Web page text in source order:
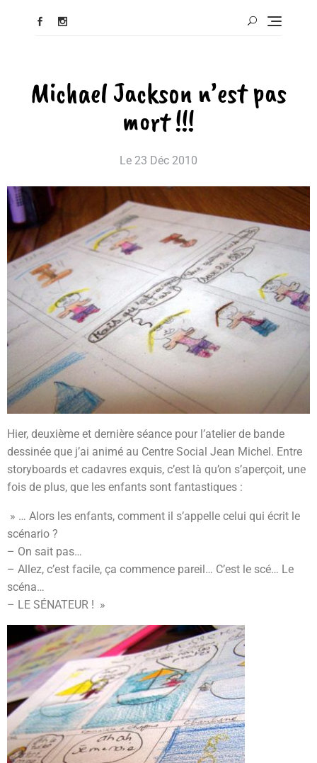
Michael Jackson n’est pas
mort !!!
Le 23 Déc 2010
Hier, deuxième et dernière séance pour l’atelier de bande
dessinée que j’ai animé au Centre Social Jean Michel. Entre
storyboards et cadavres exquis, c’est là qu’on s’aperçoit, une
fois de plus, que les enfants sont fantastiques :
» … Alors les enfants, comment il s’appelle celui qui écrit le
scénario ?
– On sait pas…
– Allez, c’est facile, ça commence pareil… C’est le scé… Le
scéna…
– LE SÉNATEUR ! »